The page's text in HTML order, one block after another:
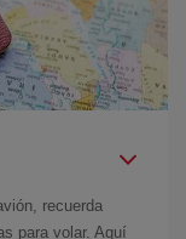
recuerda
para volar. Aquí